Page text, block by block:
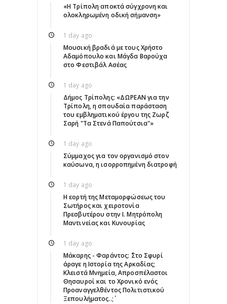
«Η Τρίπολη αποκτά σύγχρονη και
ολοκληρωμένη οδική σήμανση»
1 day ago
Μουσική βραδιά με τους Χρήστο
Αδαμόπουλο και Μάγδα Βαρούχα
στο Φεστιβάλ Ασέας
1 day ago
Δήμος Τρίπολης: «ΔΩΡΕΑΝ για την
Τρίπολη, η σπουδαία παράσταση
του εμβληματικού έργου της Ζωρζ
Σαρή "Τα Στενά Παπούτσια"»
1 day ago
Σύμμαχος για τον οργανισμό στον
καύσωνα, η ισορροπημένη διατροφή
1 day ago
Η εορτή της Μεταμορφώσεως του
Σωτήρος και χειροτονία
Πρεσβυτέρου στην Ι. Μητρόπολη
Μαντινείας και Κυνουρίας
1 day ago
Μάκαρης - Φαράντος: ΄΄Στο Σφυρί
άραγε η Ιστορία της Αρκαδίας;
Κλειστά Μνημεία, Απροσπέλαστοι
Θησαυροί και το Χρονικό ενός
Προαναγγελθέντος Πολιτιστικού
Ξεπουλήματος..;΄΄